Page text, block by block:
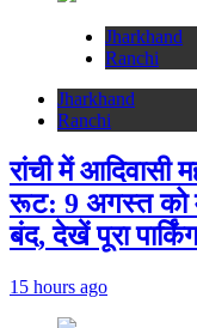
Jharkhand
Ranchi
Jharkhand
Ranchi
रांची में आदिवासी
रूट: 9 अगस्त को
बंद, देखें पूरा
15 hours ago